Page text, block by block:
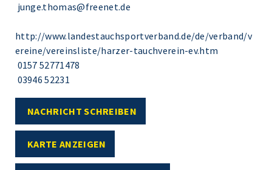
junge.thomas@freenet.de
http://www.landestauchsportverband.de/de/verband/v
ereine/vereinsliste/harzer-tauchverein-ev.htm
0157 52771478
03946 52231
NACHRICHT SCHREIBEN
KARTE ANZEIGEN